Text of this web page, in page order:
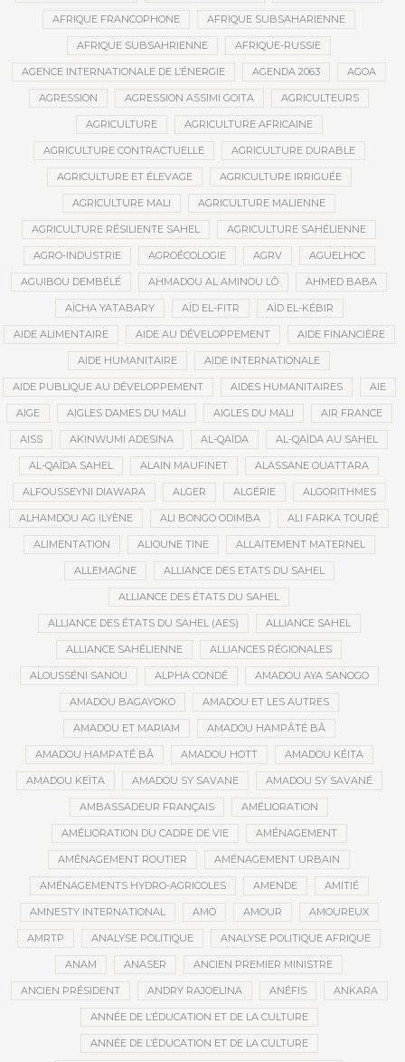
AFRIQUE FRANCOPHONE AFRIQUE SUBSAHARIENNE
AFRIQUE SUBSAHRIENNE AFRIQUE-RUSSIE
AGENCE INTERNATIONALE DE L’ÉNERGIE AGENDA 2063 AGOA
AGRESSION AGRESSION ASSIMI GOITA AGRICULTEURS
AGRICULTURE AGRICULTURE AFRICAINE
AGRICULTURE CONTRACTUELLE AGRICULTURE DURABLE
AGRICULTURE ET ÉLEVAGE AGRICULTURE IRRIGUÉE
AGRICULTURE MALI AGRICULTURE MALIENNE
AGRICULTURE RÉSILIENTE SAHEL AGRICULTURE SAHÉLIENNE
AGRO-INDUSTRIE AGROÉCOLOGIE AGRV AGUELHOC
AGUIBOU DEMBÉLÉ AHMADOU AL AMINOU LÔ AHMED BABA
AÏCHA YATABARY AÏD EL-FITR AÏD EL-KÉBIR
AIDE ALIMENTAIRE AIDE AU DÉVELOPPEMENT AIDE FINANCIÈRE
AIDE HUMANITAIRE AIDE INTERNATIONALE
AIDE PUBLIQUE AU DÉVELOPPEMENT AIDES HUMANITAIRES AIE
AIGE AIGLES DAMES DU MALI AIGLES DU MALI AIR FRANCE
AISS AKINWUMI ADESINA AL-QAÏDA AL-QAÏDA AU SAHEL
AL-QAÏDA SAHEL ALAIN MAUFINET ALASSANE OUATTARA
ALFOUSSEYNI DIAWARA ALGER ALGÉRIE ALGORITHMES
ALHAMDOU AG ILYÈNE ALI BONGO ODIMBA ALI FARKA TOURÉ
ALIMENTATION ALIOUNE TINE ALLAITEMENT MATERNEL
ALLEMAGNE ALLIANCE DES ETATS DU SAHEL
ALLIANCE DES ÉTATS DU SAHEL
ALLIANCE DES ÉTATS DU SAHEL (AES) ALLIANCE SAHEL
ALLIANCE SAHÉLIENNE ALLIANCES RÉGIONALES
ALOUSSÉNI SANOU ALPHA CONDÉ AMADOU AYA SANOGO
AMADOU BAGAYOKO AMADOU ET LES AUTRES
AMADOU ET MARIAM AMADOU HAMPÂTÉ BÂ
AMADOU HAMPATÉ BÂ AMADOU HOTT AMADOU KÉITA
AMADOU KEÏTA AMADOU SY SAVANE AMADOU SY SAVANÉ
AMBASSADEUR FRANÇAIS AMÉLIORATION
AMÉLIORATION DU CADRE DE VIE AMÉNAGEMENT
AMÉNAGEMENT ROUTIER AMÉNAGEMENT URBAIN
AMÉNAGEMENTS HYDRO-AGRICOLES AMENDE AMITIÉ
AMNESTY INTERNATIONAL AMO AMOUR AMOUREUX
AMRTP ANALYSE POLITIQUE ANALYSE POLITIQUE AFRIQUE
ANAM ANASER ANCIEN PREMIER MINISTRE
ANCIEN PRÉSIDENT ANDRY RAJOELINA ANÉFIS ANKARA
ANNÉE DE L’ÉDUCATION ET DE LA CULTURE
ANNÉE DE L’ÉDUCATION ET DE LA CULTURE